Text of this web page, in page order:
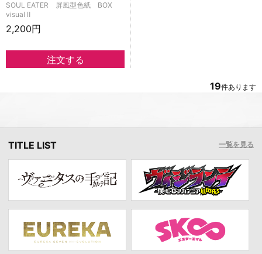
SOUL EATER 屏風型色紙 BOX
visual Ⅱ
2,200円
19件あります
TITLE LIST 一覧を見る